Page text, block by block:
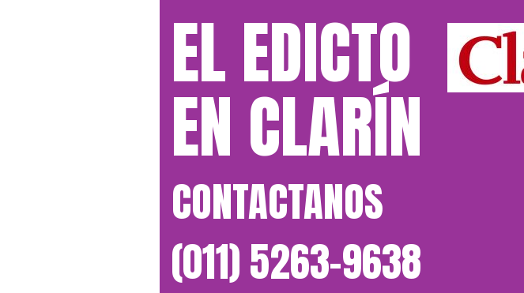
EL EDICTO
EN CLARÍN
CONTACTANOS
(011) 5263-9638